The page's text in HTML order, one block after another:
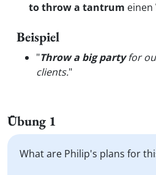
to throw a tantrum
Beispiel
"Throw a big partyfor
clients."
Übung 1
What are Philip's plans for